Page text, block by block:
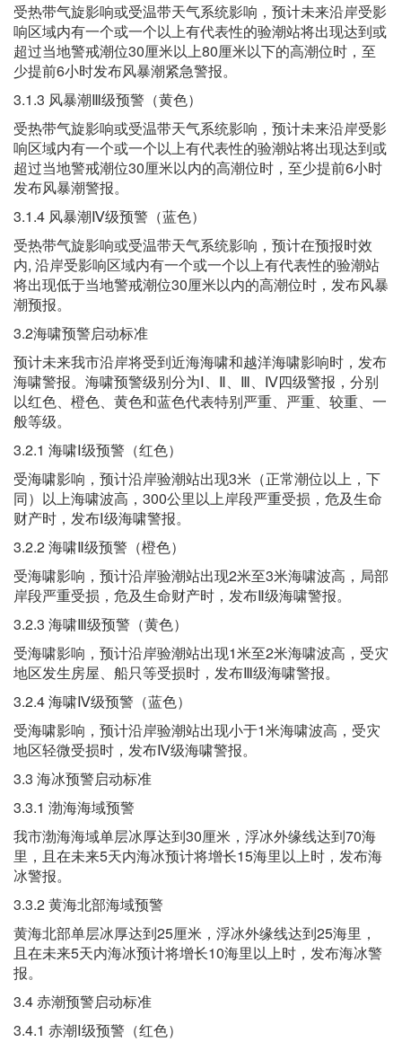
受热带气旋影响或受温带天气系统影响，预计未来沿岸受影
响区域内有一个或一个以上有代表性的验潮站将出现达到或
超过当地警戒潮位30厘米以上80厘米以下的高潮位时，至
少提前6小时发布风暴潮紧急警报。
3.1.3 风暴潮Ⅲ级预警（黄色）
受热带气旋影响或受温带天气系统影响，预计未来沿岸受影
响区域内有一个或一个以上有代表性的验潮站将出现达到或
超过当地警戒潮位30厘米以内的高潮位时，至少提前6小时
发布风暴潮警报。
3.1.4 风暴潮Ⅳ级预警（蓝色）
受热带气旋影响或受温带天气系统影响，预计在预报时效
内, 沿岸受影响区域内有一个或一个以上有代表性的验潮站
将出现低于当地警戒潮位30厘米以内的高潮位时，发布风暴
潮预报。
3.2海啸预警启动标准
预计未来我市沿岸将受到近海海啸和越洋海啸影响时，发布
海啸警报。海啸预警级别分为Ⅰ、Ⅱ、Ⅲ、Ⅳ四级警报，分别
以红色、橙色、黄色和蓝色代表特别严重、严重、较重、一
般等级。
3.2.1 海啸Ⅰ级预警（红色）
受海啸影响，预计沿岸验潮站出现3米（正常潮位以上，下
同）以上海啸波高，300公里以上岸段严重受损，危及生命
财产时，发布Ⅰ级海啸警报。
3.2.2 海啸Ⅱ级预警（橙色）
受海啸影响，预计沿岸验潮站出现2米至3米海啸波高，局部
岸段严重受损，危及生命财产时，发布Ⅱ级海啸警报。
3.2.3 海啸Ⅲ级预警（黄色）
受海啸影响，预计沿岸验潮站出现1米至2米海啸波高，受灾
地区发生房屋、船只等受损时，发布Ⅲ级海啸警报。
3.2.4 海啸Ⅳ级预警（蓝色）
受海啸影响，预计沿岸验潮站出现小于1米海啸波高，受灾
地区轻微受损时，发布Ⅳ级海啸警报。
3.3 海冰预警启动标准
3.3.1 渤海海域预警
我市渤海海域单层冰厚达到30厘米，浮冰外缘线达到70海
里，且在未来5天内海冰预计将增长15海里以上时，发布海
冰警报。
3.3.2 黄海北部海域预警
黄海北部单层冰厚达到25厘米，浮冰外缘线达到25海里，
且在未来5天内海冰预计将增长10海里以上时，发布海冰警
报。
3.4 赤潮预警启动标准
3.4.1 赤潮Ⅰ级预警（红色）